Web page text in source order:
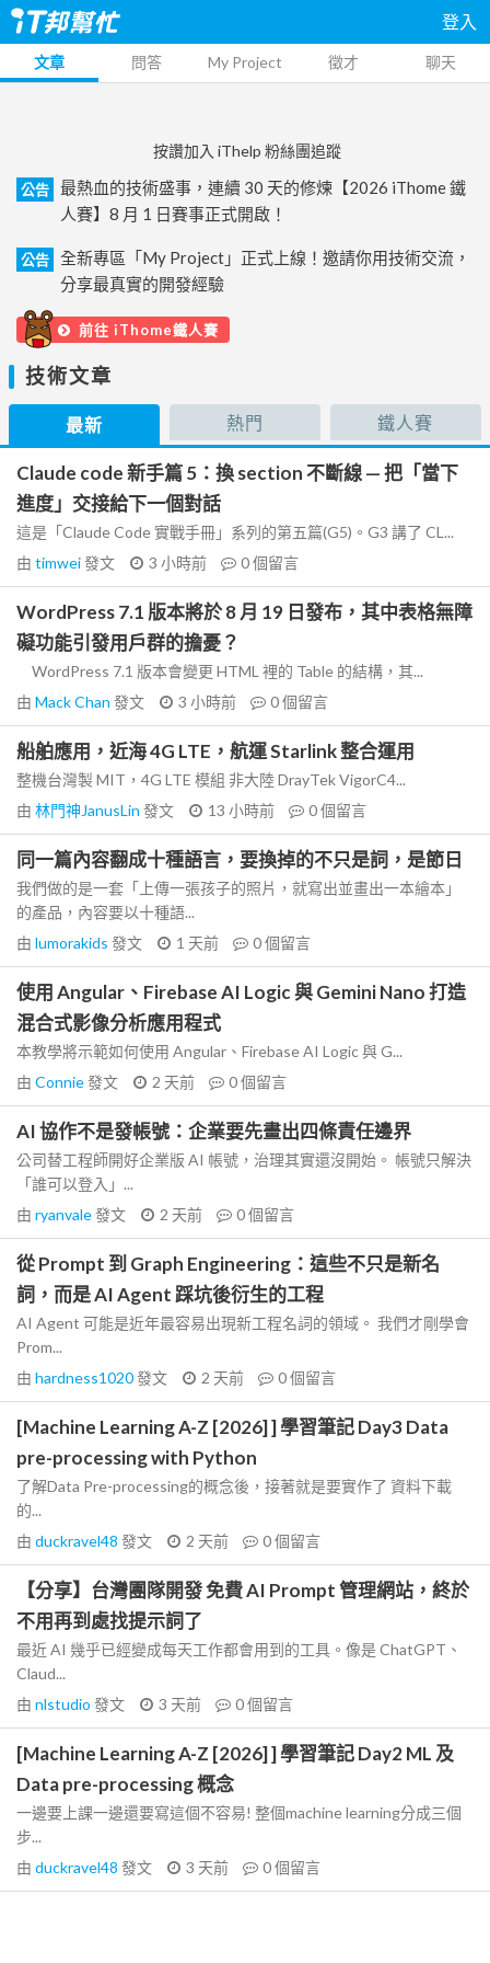
登入
文章 問答 My Project 徵才 聊天
按讚加入 iThelp 粉絲團追蹤
公告
最熱血的技術盛事，連續 30 天的修煉【2026 iThome 鐵
人賽】8 月 1 日賽事正式開啟！
公告
全新專區「My Project」正式上線！邀請你用技術交流，
分享最真實的開發經驗
前往 iThome鐵人賽
技術文章
最新 熱門 鐵人賽
Claude code 新手篇 5：換 section 不斷線 — 把「當下
進度」交接給下一個對話
這是「Claude Code 實戰手冊」系列的第五篇(G5)。G3 講了 CL...
由 timwei發文 3 小時前 0個留言
WordPress 7.1 版本將於 8 月 19 日發布，其中表格無障
礙功能引發用戶群的擔憂？
WordPress 7.1 版本會變更 HTML 裡的 Table 的結構，其...
由 Mack Chan 發文 3 小時前 0個留言
船舶應用，近海 4G LTE，航運 Starlink 整合運用
整機台灣製 MIT，4G LTE 模組 非大陸 DrayTek VigorC4...
由 林門神JanusLin 發文 13 小時前 0個留言
同一篇內容翻成十種語言，要換掉的不只是詞，是節日
我們做的是一套「上傳一張孩子的照片，就寫出並畫出一本繪本」
的產品，內容要以十種語...
由 lumorakids 發文 1 天前 0個留言
使用 Angular、Firebase AI Logic 與 Gemini Nano 打造
混合式影像分析應用程式
本教學將示範如何使用 Angular、Firebase AI Logic 與 G...
由 Connie發文 2 天前 0個留言
AI 協作不是發帳號：企業要先畫出四條責任邊界
公司替工程師開好企業版 AI 帳號，治理其實還沒開始。 帳號只解決
「誰可以登入」...
由 ryanvale發文 2 天前 0個留言
從 Prompt 到 Graph Engineering：這些不只是新名
詞，而是 AI Agent 踩坑後衍生的工程
AI Agent 可能是近年最容易出現新工程名詞的領域。 我們才剛學會
Prom...
由 hardness1020發文 2 天前 0個留言
[Machine Learning A-Z [2026] ] 學習筆記 Day3 Data
pre-processing with Python
了解Data Pre-processing的概念後，接著就是要實作了 資料下載
的...
由 duckravel48 發文 2 天前 0個留言
【分享】台灣團隊開發 免費 AI Prompt 管理網站，終於
不用再到處找提示詞了
最近 AI 幾乎已經變成每天工作都會用到的工具。像是 ChatGPT、
Claud...
由 nlstudio 發文 3 天前 0個留言
[Machine Learning A-Z [2026] ] 學習筆記 Day2 ML 及
Data pre-processing 概念
一邊要上課一邊還要寫這個不容易! 整個machine learning分成三個
步...
由 duckravel48 發文 3 天前 0個留言